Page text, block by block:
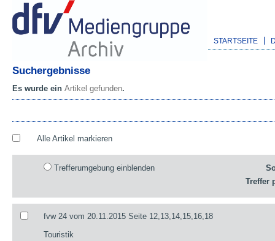
STARTSEITE
Suchergebnisse
Es wurde ein Artikel gefunden.
Alle Artikel markieren
Trefferumgebung einblenden
Treffer
fvw 24 vom 20.11.2015 Seite 12,13,14,15,16,18
Touristik